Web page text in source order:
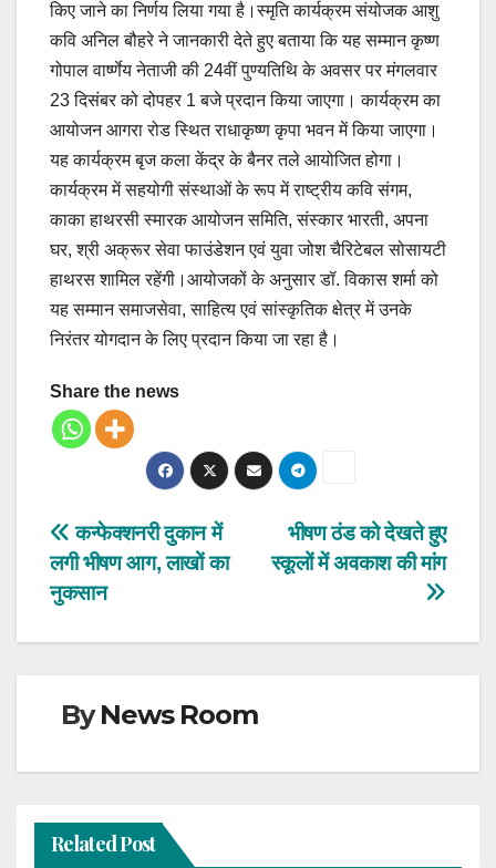
किए जाने का निर्णय लिया गया है।स्मृति कार्यक्रम संयोजक आशु
कवि अनिल बौहरे ने जानकारी देते हुए बताया कि यह सम्मान कृष्ण
गोपाल वार्ष्णेय नेताजी की 24वीं पुण्यतिथि के अवसर पर मंगलवार
23 दिसंबर को दोपहर 1 बजे प्रदान किया जाएगा। कार्यक्रम का
आयोजन आगरा रोड स्थित राधाकृष्ण कृपा भवन में किया जाएगा।
यह कार्यक्रम बृज कला केंद्र के बैनर तले आयोजित होगा।
कार्यक्रम में सहयोगी संस्थाओं के रूप में राष्ट्रीय कवि संगम,
काका हाथरसी स्मारक आयोजन समिति, संस्कार भारती, अपना
घर, श्री अक्रूर सेवा फाउंडेशन एवं युवा जोश चैरिटेबल सोसायटी
हाथरस शामिल रहेंगी।आयोजकों के अनुसार डॉ. विकास शर्मा को
यह सम्मान समाजसेवा, साहित्य एवं सांस्कृतिक क्षेत्र में उनके
निरंतर योगदान के लिए प्रदान किया जा रहा है।
Share the news
Post
navigation
भीषण ठंड को देखते हुए
स्कूलों में अवकाश की मांग
कन्फेक्शनरी दुकान में
लगी भीषण आग, लाखों का
नुकसान
ByNews Room
Related Post